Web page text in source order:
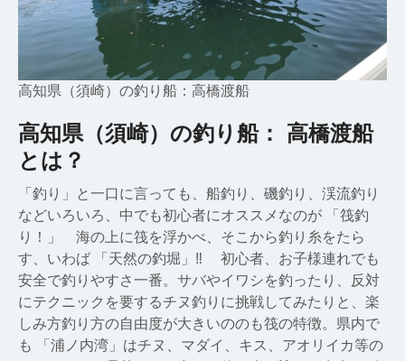
高知県（須崎）の釣り船：高橋渡船
高知県（須崎）の釣り船： 高橋渡船
とは？
「釣り」と一口に言っても、船釣り、磯釣り、渓流釣り
などいろいろ、中でも初心者にオススメなのが 「筏釣
り！」 海の上に筏を浮かべ、そこから釣り糸をたら
す、いわば 「天然の釣堀」‼ 初心者、お子様連れでも
安全で釣りやすさ一番。サバやイワシを釣ったり、反対
にテクニックを要するチヌ釣りに挑戦してみたりと、楽
しみ方釣り方の自由度が大きいののも筏の特徴。県内で
も 「浦ノ内湾」はチヌ、マダイ、キス、アオリイカ等の